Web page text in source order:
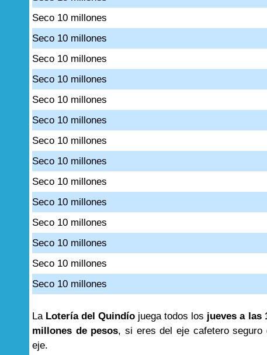
Seco 10 millones
Seco 10 millones
Seco 10 millones
Seco 10 millones
Seco 10 millones
Seco 10 millones
Seco 10 millones
Seco 10 millones
Seco 10 millones
Seco 10 millones
Seco 10 millones
Seco 10 millones
Seco 10 millones
Seco 10 millones
La Lotería del Quindío juega todos los jueves a las
millones de pesos, si eres del eje cafetero
eje.